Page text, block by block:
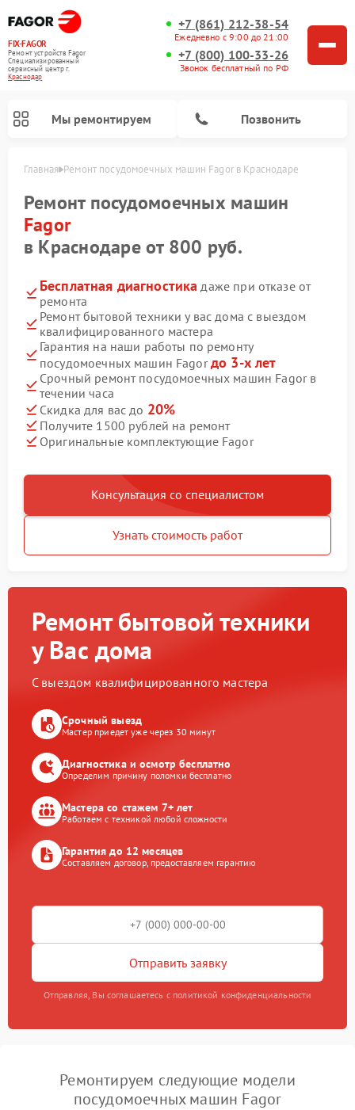
FIX-FAGOR
Ремонт устройств Fagor
Специализированный
cервисный центр г.
Краснодар
+7 (861) 212-38-54
Ежедневно с 9:00 до 21:00
+7 (800) 100-33-26
Звонок бесплатный по РФ
Мы ремонтируем Позвонить
Главная Ремонт посудомоечных машин Fagor в Краснодаре
Ремонт посудомоечных машин
Fagor
в Краснодаре от 800 руб.
Бесплатная диагностика даже при отказе от
ремонта
Ремонт бытовой техники у вас дома с выездом
квалифицированного мастера
Гарантия на наши работы по ремонту
посудомоечных машин Fagorдо 3-х лет
Срочный ремонт посудомоечных машин Fagor в
течении часа
Скидка для вас до 20%
Получите 1500 рублей на ремонт
Оригинальные комплектующие Fagor
Консультация со специалистом
Узнать стоимость работ
Ремонт бытовой техники
у Вас дома
С выездом квалифицированного мастера
Срочный выезд
Мастер приедет уже через 30 минут
Диагностика и осмотр бесплатно
Определим причину поломки бесплатно
Мастера со стажем 7+ лет
Работаем с техникой любой сложности
Гарантия до 12 месяцев
Составляем договор, предоставляем гарантию
Отправить заявку
Отправляя, Вы соглашаетесь с политикой конфиденциальности
Ремонтируем следующие модели
посудомоечных машин Fagor